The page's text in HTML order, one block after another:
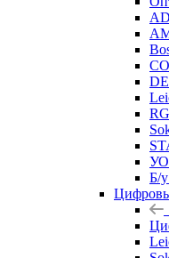
Б/